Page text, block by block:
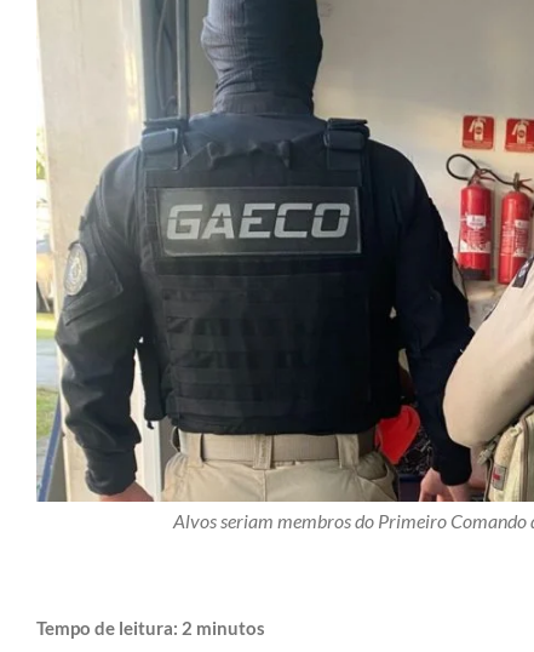
Alvos seriam membros do Primeiro
Tempo de leitura: 2 minutos